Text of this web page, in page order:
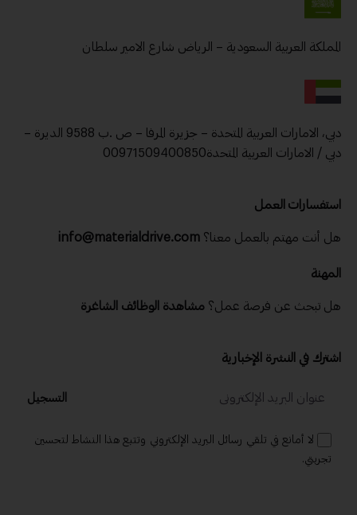
المملكة العربية السعودية – الرياض شارع الامير سلطان
دبي، الامارات العربية المتحدة – جزيرة المرفا – ص .ب 9588 الديرة –
دبي / الامارات العربية المتحدة00971509400850
استفسارات العمل
هل أنت مهتم بالعمل معنا؟ info@materialdrive.com
المهنة
هل تبحث عن فرصة عمل؟ مشاهدة الوظائف الشاغرة
اشترك في النشرة الإخبارية
التسجيل
لا أمانع في تلقي رسائل البريد الإلكتروني وتتبع هذا النشاط لتحسين
تجربتي.